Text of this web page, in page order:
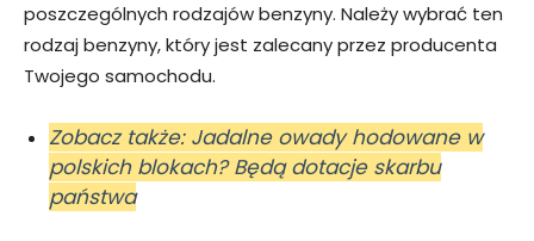
poszczególnych rodzajów benzyny. Należy wybrać ten
rodzaj benzyny, który jest zalecany przez producenta
Twojego samochodu.
Zobacz także: Jadalne owady hodowane w
polskich blokach? Będą dotacje skarbu
państwa